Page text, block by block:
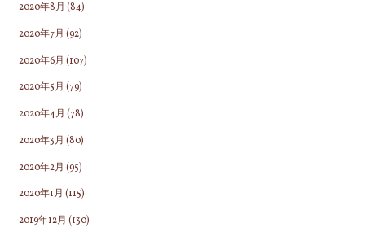
2020年8月 (84)
2020年7月 (92)
2020年6月 (107)
2020年5月 (79)
2020年4月 (78)
2020年3月 (80)
2020年2月 (95)
2020年1月 (115)
2019年12月 (130)